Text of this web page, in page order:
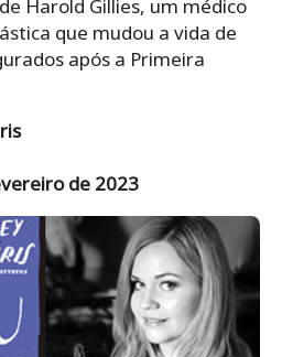
Harold Gillies, um médico
que mudou a vida de
após a Primeira
de 2023